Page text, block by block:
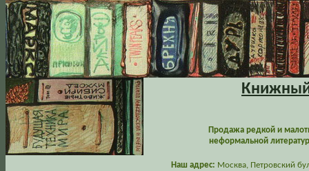
Книжный
Продажа редкой и
неформальной
Наш адрес: Москва, Петровский